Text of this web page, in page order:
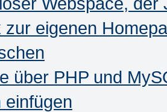
zur eigenen
über PHP und
einfügen